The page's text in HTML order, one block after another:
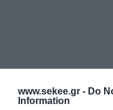
www.sekee.gr - Do
Information